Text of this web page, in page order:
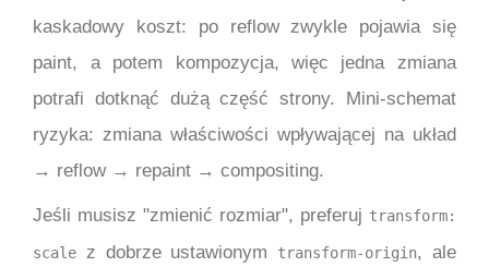
kaskadowy koszt: po reflow zwykle pojawia się
paint, a potem kompozycja, więc jedna zmiana
potrafi dotknąć dużą część strony. Mini-schemat
ryzyka: zmiana właściwości wpływającej na układ
→ reflow → repaint → compositing.
Jeśli musisz "zmienić rozmiar", preferuj transform:
scale z dobrze ustawionym transform-origin, ale